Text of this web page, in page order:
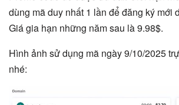
dùng mã duy nhất 1 lần để đăng ký mới
Giá gia hạn những năm sau là 9.98$.
Hình ảnh sử dụng mã ngày 9/10/2025
nhé: